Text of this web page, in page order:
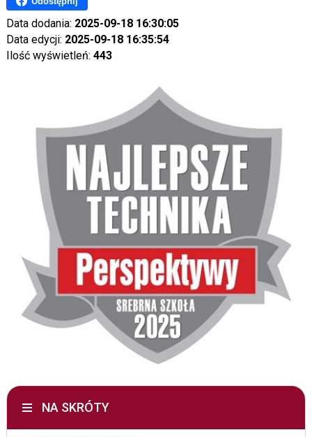
Data dodania: 2025-09-18 16:30:05
Data edycji: 2025-09-18 16:35:54
Ilość wyświetleń: 443
NA SKRÓTY